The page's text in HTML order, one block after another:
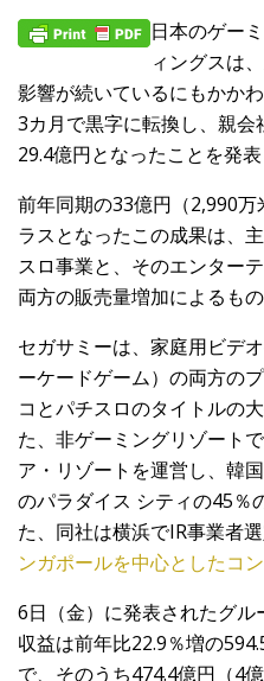
日本のゲー
ィングスは
影響が続いているにもかか
3カ月で黒字に転換し、親
29.4億円となったことを発表
前年同期の33億円（2,990
ラスとなったこの成果は、
スロ事業と、そのエンター
両方の販売量増加によるもの
セガサミーは、家庭用ビデ
ーケードゲーム）の両方の
コとパチスロのタイトルの
た、非ゲーミングリゾート
ア・リゾートを運営し、韓
のパラダイス シティの45％
た、同社は横浜でIR事業者
ンガポールを中心としたコ
6日（金）に発表されたグル
収益は前年比22.9％増の
で、そのうち474.4億円（4